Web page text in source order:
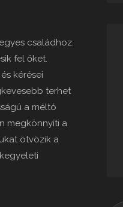
családhoz.
fel őket.
kérései
terhet
a méltó
megkönnyíti a
ötvözik a